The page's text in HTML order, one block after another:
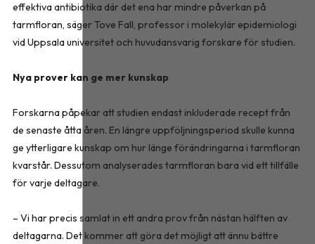
effektiva antibiotika där det ena har mindre påverkan på
tarmfloran, säger Tove Fall, professor i molekylär epidemiologi
vid Uppsala universitet och huvudansvarig forskare för studien.
Nya prover kan ge mer kunskap
Forskarna påpekar att studien endast inkluderade recept från
de senaste åtta åren. En längre uppföljningsperiod skulle kunna
ge ytterligare kunskap om hur länge förändringarna i tarmfloran
kvarstår. Dessutom analyserades tarmfloran bara vid ett tillfälle
för varje deltagare.
– Vi har precis samlat in ett andra prov från nästan hälften av
deltagarna. Det kommer att göra det möjligt att ännu bättre